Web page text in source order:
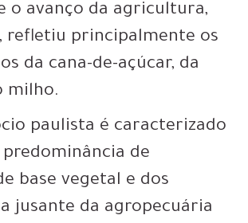
o avanço da agricultura,
refletiu principalmente os
da cana-de-açúcar, da
milho.
paulista é caracterizado
de
base vegetal e dos
jusante da agropecuária